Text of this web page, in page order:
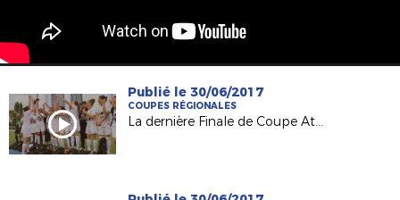
Publié le 30/06/2017
COUPES RÉGIONALES
La dernière Finale de Coupe Atlantique Féminine Crédit-Mutuel !